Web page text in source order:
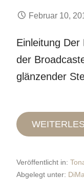
Februar 10,
Einleitung
der
glänzender
Veröffentlicht in:
Abgelegt unter: